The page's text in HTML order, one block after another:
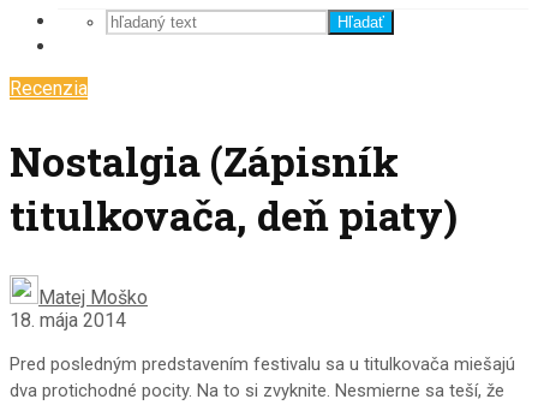
Hľadať
Recenzia
Nostalgia (Zápisník
titulkovača, deň piaty)
Matej Moško
18. mája 2014
Pred posledným predstavením festivalu sa u titulkovača miešajú
dva protichodné pocity. Na to si zvyknite. Nesmierne sa teší, že